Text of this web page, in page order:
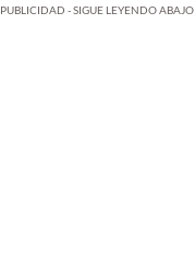
PUBLICIDAD - SIGUE LEYENDO ABAJO